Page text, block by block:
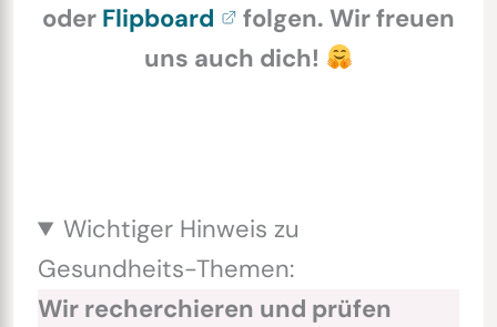
oder Flipboard
folgen. Wir freuen
uns auch dich!
Wichtiger Hinweis zu
Gesundheits-Themen:
Wir recherchieren und prüfen